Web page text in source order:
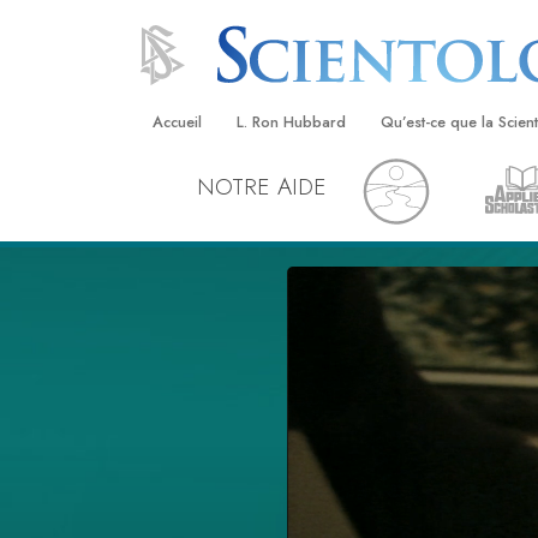
Accueil L. Ron Hubbard Qu’est-ce que la
Croyances et
Credos et Codes de
Les scientologues et la
Rencontrez un
À l’intérieur d’une
La Dianétique : Une
NOTRE AIDE